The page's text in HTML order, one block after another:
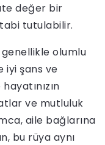
değer bir
tutulabilir.
olumlu
iyi şans ve
ve mutluluk
aile bağlarına
bu rüya aynı